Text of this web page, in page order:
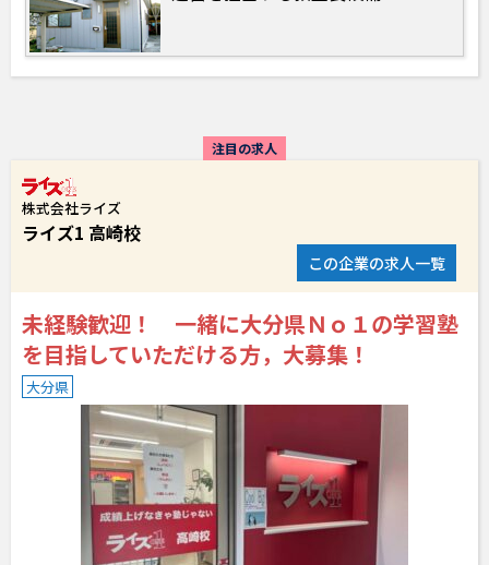
注目の求人
株式会社ライズ
ライズ1 高崎校
この企業の求人一覧
未経験歓迎！ 一緒に大分県Ｎｏ１の学習塾
を目指していただける方，大募集！
大分県